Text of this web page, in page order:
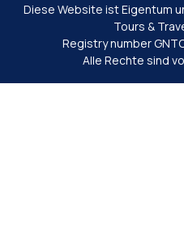
Diese Website ist Eigentum
Tours &
Registry number
Alle Rechte sind